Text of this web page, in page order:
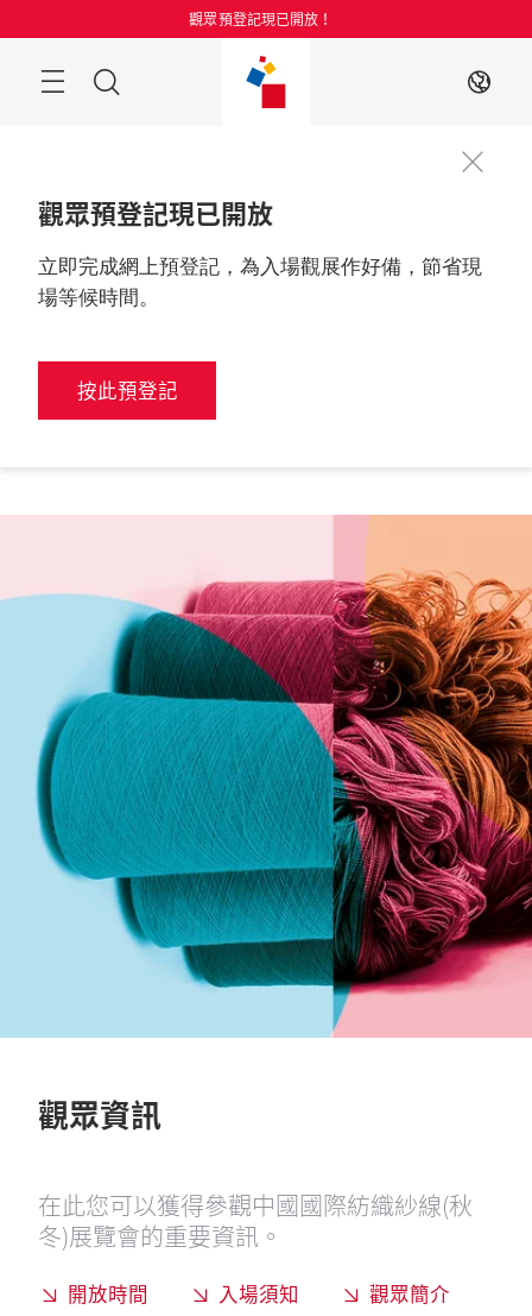
過
觀眾預登記現已開放！
目
ZH
觀眾預登記現已開放
立即完成網上預登記，為入場觀展作好備，節省現
場等候時間。
按此預登記
2026年8月25至27日
中國，上海
更多資訊
觀眾資訊
在此您可以獲得參觀中國國際紡織紗線(秋
冬)展覽會的重要資訊。
開放時間 入場須知
觀眾簡介